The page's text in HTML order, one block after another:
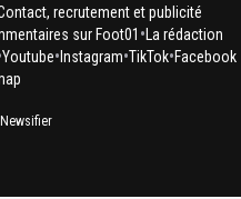
recrutement et publicité
sur Foot01 •La rédaction
Youtube• Instagram•TikTok•Facebook